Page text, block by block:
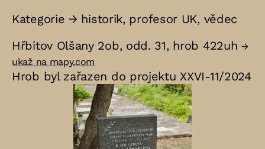
Kategorie → historik, profesor UK, vědec
Hřbitov Olšany 2ob, odd. 31, hrob 422uh →
ukaž na mapy.com
Hrob byl zařazen do projektu XXVI-11/2024